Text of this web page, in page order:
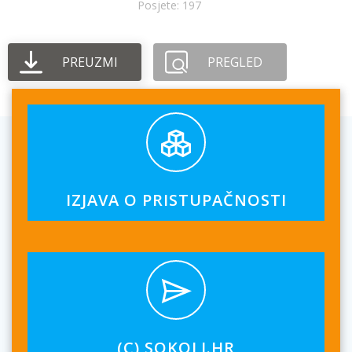
Posjete: 197
PREUZMI PREGLED
IZJAVA O PRISTUPAČNOSTI
(C) SOKOLI.HR